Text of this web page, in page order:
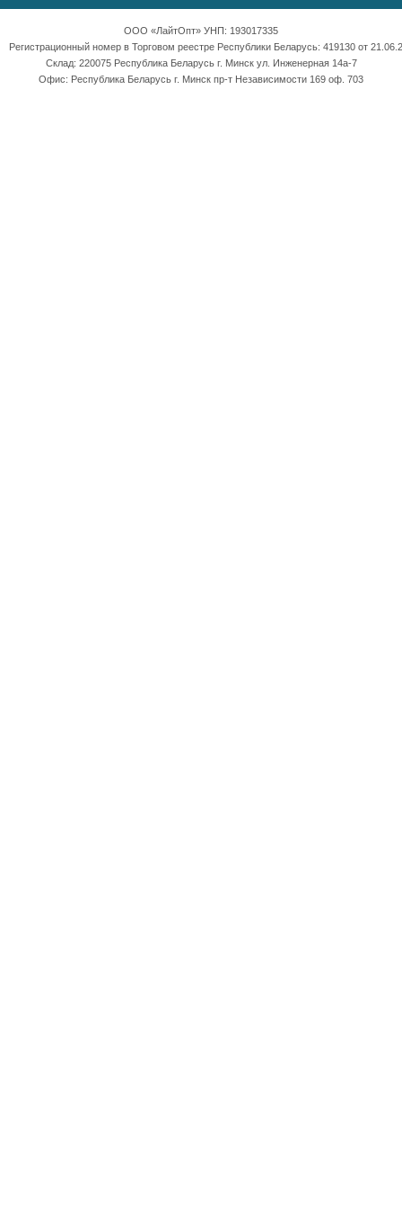
ООО «ЛайтОпт» УНП: 193017335
Регистрационный номер в Торговом реестре Республики Беларусь: 419130 от
Склад: 220075 Республика Беларусь г. Минск ул. Инженерная 14а-7
Офис: Республика Беларусь г. Минск пр-т Независимости 169 оф. 703